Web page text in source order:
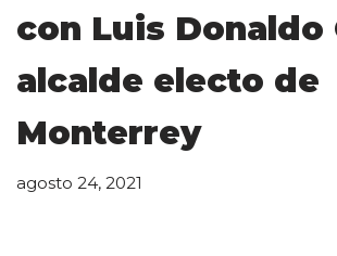
con Luis Donaldo
alcalde electo de
Monterrey
agosto 24, 2021